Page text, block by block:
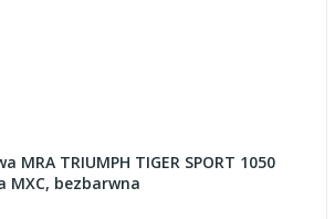
MRA TRIUMPH TIGER SPORT 1050
MXC, bezbarwna